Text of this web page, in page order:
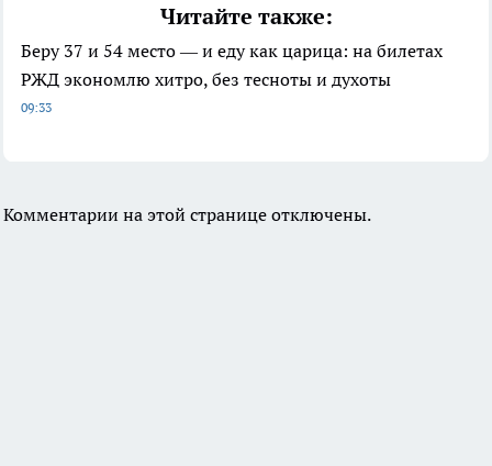
Читайте также:
Беру 37 и 54 место — и еду как царица: на билетах
РЖД экономлю хитро, без тесноты и духоты
09:33
Комментарии на этой странице отключены.